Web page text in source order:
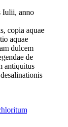
Iulii, anno
copia aquae
aquae
dulcem
de
antiquitus